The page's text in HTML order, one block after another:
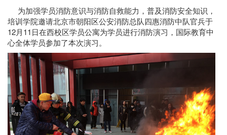
为加强学员消防意识与消防自救能力，普及消防安全知识，
培训学院邀请北京市朝阳区公安消防总队四惠消防中队官兵于
12月11日在西校区学员公寓为学员进行消防演习，国际教育中
心全体学员参加了本次演习。